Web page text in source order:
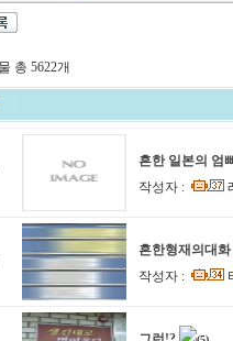
총 5622개
흔한 일본의 엄
작성자 :
흔한형재의대화
작성자 :